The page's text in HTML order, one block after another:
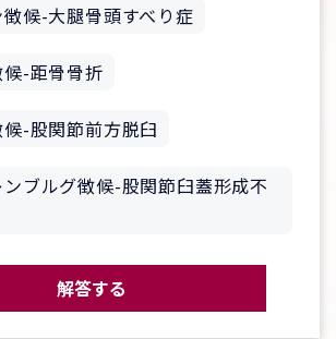
徴候-大腿骨頭すべり症
-距骨骨折
-股関節前方脱臼
ンブルグ徴候-股関節臼蓋形成不
解答する